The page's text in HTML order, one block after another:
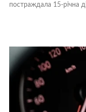
постраждала 15-річна